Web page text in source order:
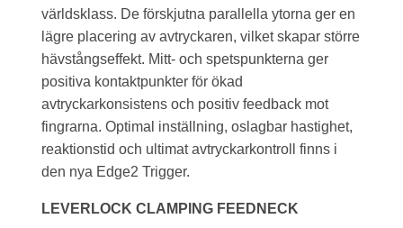
världsklass. De förskjutna parallella ytorna ger en
lägre placering av avtryckaren, vilket skapar större
hävstångseffekt. Mitt- och spetspunkterna ger
positiva kontaktpunkter för ökad
avtryckarkonsistens och positiv feedback mot
fingrarna. Optimal inställning, oslagbar hastighet,
reaktionstid och ultimat avtryckarkontroll finns i
den nya Edge2 Trigger.
LEVERLOCK CLAMPING FEEDNECK